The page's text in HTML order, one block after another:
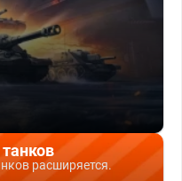
расширяется.